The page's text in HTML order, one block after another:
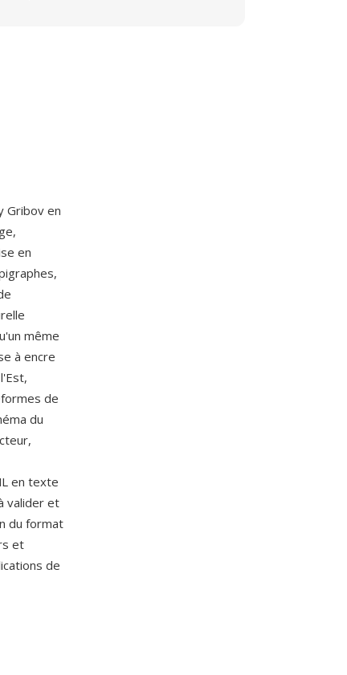
Gribov en
en
même
à encre
de
du
en texte
valider et
du format
et
de